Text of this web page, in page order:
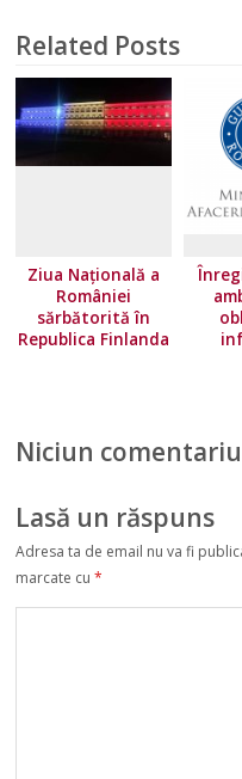
Related Posts
Ziua Națională a
României
sărbătorită în
Republica Finlanda
Niciun
Lasă un răspuns
Adresa ta de email nu va fi
marcate cu*